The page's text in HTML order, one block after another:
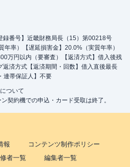
番号】近畿財務局長（15）第00218号
年率）【遅延損害金】20.0%（実質年率）
万円以内（要審査）【返済方式】借入後残
済方式【返済期間・回数】借入直後最長
連帯保証人】不要
ついて
契約機での申込・カード受取は終了。
報
コンテンツ制作ポリシー
者一覧
編集者一覧